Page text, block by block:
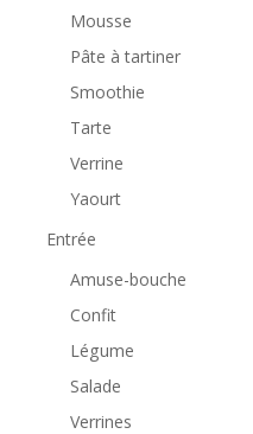
Mousse
Pâte à tartiner
Smoothie
Tarte
Verrine
Yaourt
Entrée
Amuse-bouche
Confit
Légume
Salade
Verrines